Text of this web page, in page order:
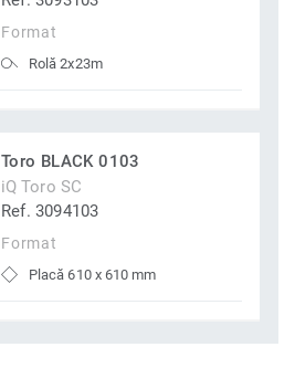
Format
Rolă 2x23m
Toro BLACK 0103
iQ Toro SC
Ref. 3094103
Format
Placă 610 x 610 mm